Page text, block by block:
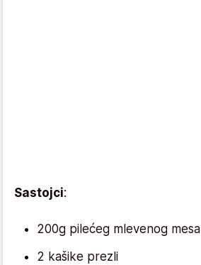
Sastojci:
200g pilećeg mlevenog mesa
2 kašike prezli